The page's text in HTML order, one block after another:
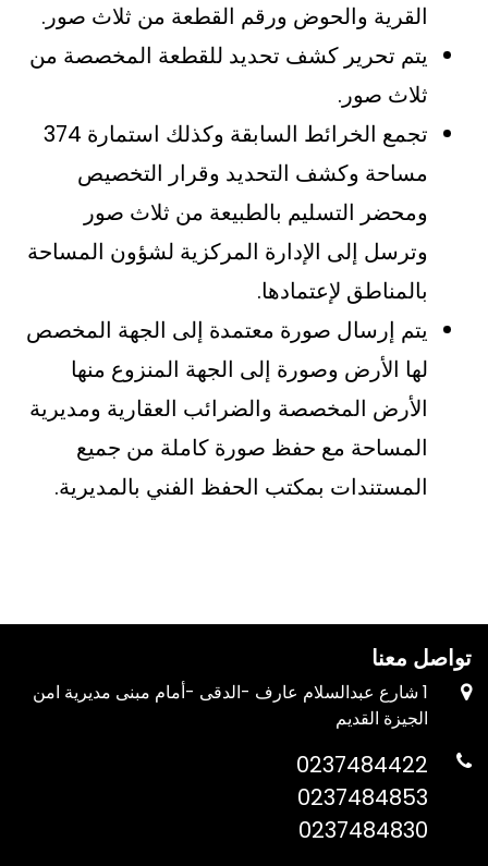
القرية والحوض ورقم القطعة من ثلاث صور.
يتم تحرير كشف تحديد للقطعة المخصصة من
ثلاث صور.
تجمع الخرائط السابقة وكذلك استمارة 374
مساحة وكشف التحديد وقرار التخصيص
ومحضر التسليم بالطبيعة من ثلاث صور
وترسل إلى الإدارة المركزية لشؤون المساحة
بالمناطق لإعتمادها.
يتم إرسال صورة معتمدة إلى الجهة المخصص
لها الأرض وصورة إلى الجهة المنزوع منها
الأرض المخصصة والضرائب العقارية ومديرية
المساحة مع حفظ صورة كاملة من جميع
المستندات بمكتب الحفظ الفني بالمديرية.
تواصل معنا
1 شارع عبدالسلام عارف -الدقى -أمام مبنى مديرية امن
الجيزة القديم
0237484422
0237484853
0237484830